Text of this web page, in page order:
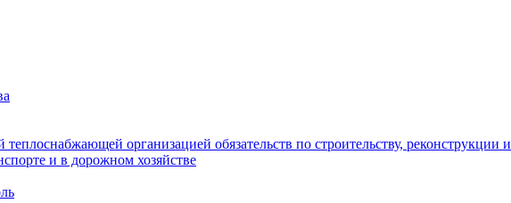
организацией обязательств по строительству, реконструкции и
и в дорожном хозяйстве